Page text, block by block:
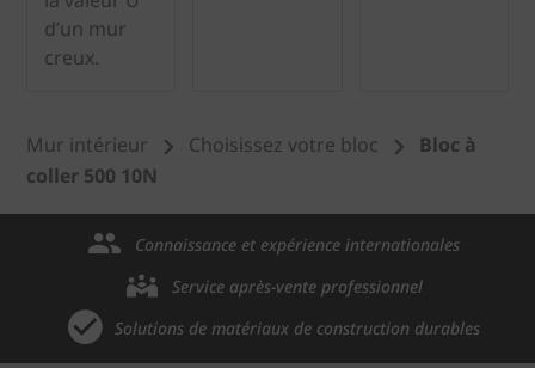
d’un mur
creux.
Mur intérieur Choisissez votre bloc
Bloc à
coller 500 10N
Connaissance et expérience internationales
Service après-vente professionnel
Solutions de matériaux de construction durables